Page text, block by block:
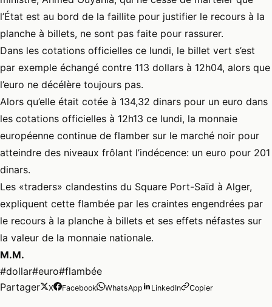
l’État est au bord de la faillite pour justifier le recours à la
planche à billets, ne sont pas faite pour rassurer.
Dans les cotations officielles ce lundi, le billet vert s’est
par exemple échangé contre 113 dollars à 12h04, alors que
l’euro ne décélère toujours pas.
Alors qu’elle était cotée à 134,32 dinars pour un euro dans
les cotations officielles à 12h13 ce lundi, la monnaie
européenne continue de flamber sur le marché noir pour
atteindre des niveaux frôlant l’indécence: un euro pour 201
dinars.
Les «traders» clandestins du Square Port-Saïd à Alger,
expliquent cette flambée par les craintes engendrées par
le recours à la planche à billets et ses effets néfastes sur
la valeur de la monnaie nationale.
M.M.
#dollar#euro#flambée
Partager
X Facebook WhatsApp LinkedIn Copier